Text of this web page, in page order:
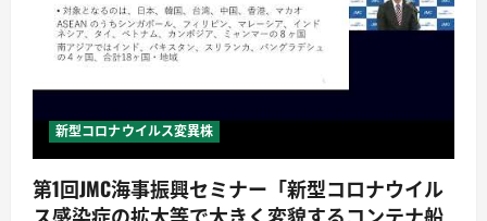
新型コロナウイルス変異株
第1回JMC海事振興セミナー「新型コロナウイル
ス感染症の拡大等で大きく変貌するコンテナ船